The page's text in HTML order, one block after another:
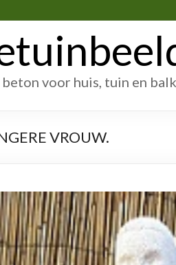
beton voor huis, tuin en
VROUW.